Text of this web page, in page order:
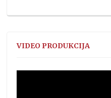
VIDEO PRODUKCIJA